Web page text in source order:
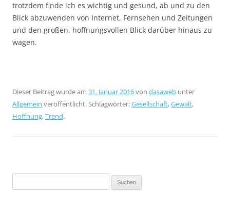
trotzdem finde ich es wichtig und gesund, ab und zu den
Blick abzuwenden von Internet, Fernsehen und Zeitungen
und den großen, hoffnungsvollen Blick darüber hinaus zu
wagen.
Dieser Beitrag wurde am 31. Januar 2016von dasaweb unter
Allgemein veröffentlicht. Schlagwörter:Gesellschaft,Gewalt,
Hoffnung,Trend.
nach: